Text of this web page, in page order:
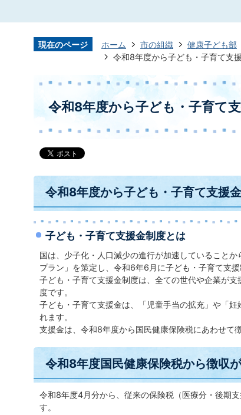
現在のページ ホーム 市の組織 健康子ども部
令和8年度から子ども・子育て支
令和8年度から子ども・子育て
令和8年度から子ども・子育て支援
子ども・子育て支援金制度とは
国は、少子化・人口減少の進行が加速していること
プラン」を策定し、令和6年6月に子ども・子育て支
子ども・子育て支援金制度は、全ての世代や企業が
度です。
子ども・子育て支援金は、「児童手当の拡充」や「
れます。
支援金は、令和8年度から国民健康保険税にあわせて
令和8年度国民健康保険税から徴収
令和8年度4月分から、従来の保険税（医療分・後期
す。